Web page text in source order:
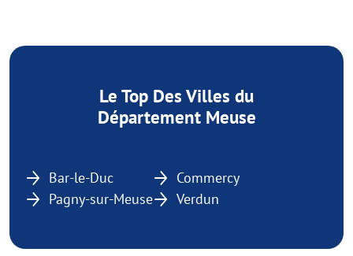
Le Top Des Villes du
Département Meuse
Bar-le-Duc
Commercy
Pagny-sur-Meuse
Verdun